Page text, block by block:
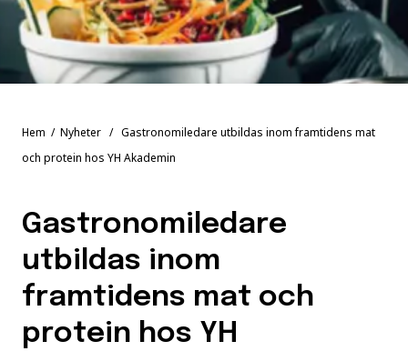
Hem / Nyheter / Gastronomiledare utbildas inom framtidens mat
och protein hos YH Akademin
Gastronomiledare
utbildas inom
framtidens mat och
protein hos YH